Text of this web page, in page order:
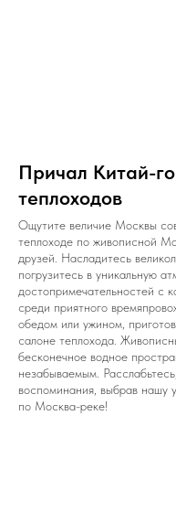
Причал Китай-
теплоходов
Ощутите величие Москвы
теплоходе по живописной
друзей. Насладитесь
погрузитесь в уникальную
достопримечательностей с
среди приятного
обедом или ужином,
салоне теплохода.
бесконечное водное
незабываемым.
воспоминания, выбрав нашу
по Москва-реке!